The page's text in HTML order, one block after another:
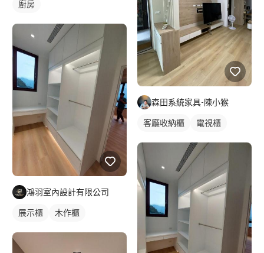
廚房
鴻羽室內設計有限公司
展示櫃 木作櫃
森田系統家具-陳小猴
客廳收納櫃 電視櫃